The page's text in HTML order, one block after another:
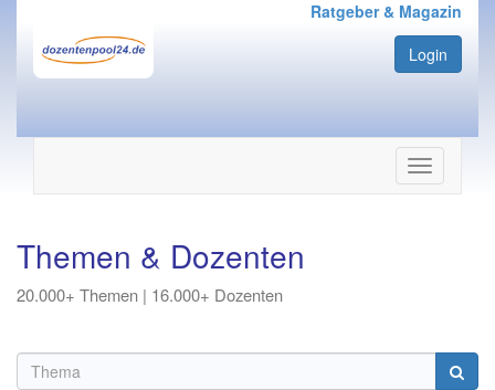
Ratgeber & Magazin
Login
Navigation
ein-/
Themen & Dozenten
20.000+ Themen | 16.000+ Dozenten